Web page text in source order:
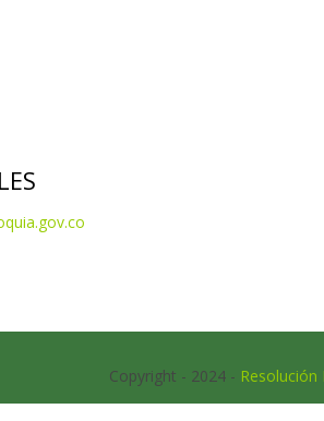
Copyright - 2024 -